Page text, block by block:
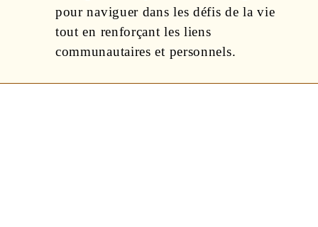
pour naviguer dans les défis de la vie
tout en renforçant les liens
communautaires et personnels.